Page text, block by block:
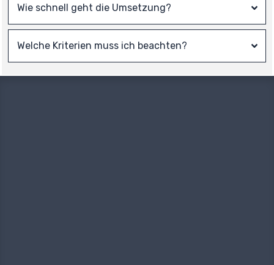
Wie schnell geht die Umsetzung?
Welche Kriterien muss ich beachten?